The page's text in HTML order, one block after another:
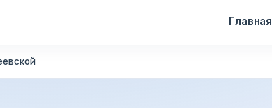
Главная